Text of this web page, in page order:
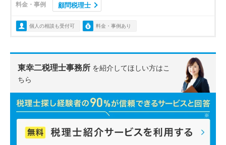
料金・事例 顧問税理士
個人の相談も受付可 料金・事例あり
東幸二税理士事務所 を紹介してほしい方はこ
ちら